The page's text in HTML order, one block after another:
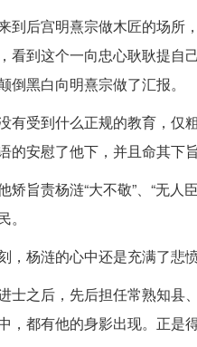
后宫明熹宗做木匠的场所
到这个一向忠心耿耿提自
黑白向明熹宗做了汇报。
有受到什么正规的教育，仅
安慰了他下，并且命其下
旨责杨涟“大不敬”、“无人
杨涟的心中还是充满了悲愤
之后，先后担任常熟知县
都有他的身影出现。正是